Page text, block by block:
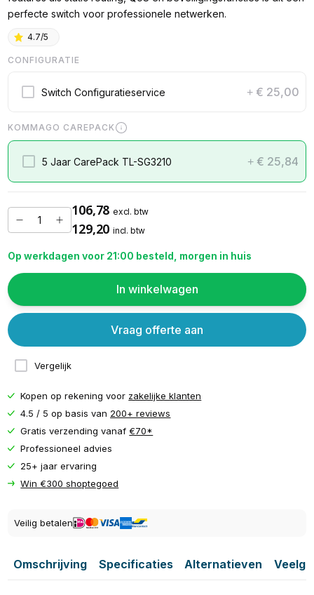
perfecte switch voor professionele netwerken.
4.7/5
CONFIGURATIE
Switch Configuratieservice + € 25,00
KOMMAGO CAREPACK
5 Jaar CarePack TL-SG3210 + € 25,84
106,78 excl. btw
129,20 incl. btw
Op werkdagen voor 21:00 besteld, morgen in huis
In winkelwagen
Vergelijk
Vraag offerte aan
Kopen op rekening voor zakelijke klanten
4.5 / 5 op basis van 200+ reviews
Gratis verzending vanaf€70*
Professioneel advies
25+ jaar ervaring
Win €300 shoptegoed
Veilig betalen
Omschrijving Specificaties Alternatieven